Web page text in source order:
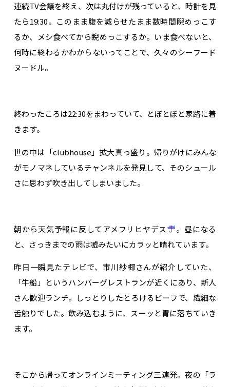
連続TV会議を終え、次は丸付けが残っていると、時計を見
たら19:30。このまま腹を減らせたまま数時間睨めっこす
るか、メシ食べてから睨めっこするか。いま食べないと、
何時に終わるかわからないってことで、久々のシーフード
ヌードル。
終わったころは22:30をまわっていて、とぼとぼと家路に着
きます。
世の中は「clubhouse」拡大真っ盛り。帰りがけにみんな
がモノマネしているチャンネルを発見して、そのシュール
さに思わず吹き出してしまいました。
朝から天気予報に反してアメフリヒヤデス
。昼になる
と、さっきまでの雨は嘘みたいにカラッと晴れています。
昨日一瞬見たテレビで、市川紗椰さんが紹介していた、
「牛船」というハンバーグレストランが近くにあり、新人
さん歓迎ランチ。しっとりしたとろけるビーフで、繊細な
舌触りでした。飲み込むように、スーッと胃に落ちていき
ます。
そこから帰ってオンラインミーティング三連発。夜の「ラ